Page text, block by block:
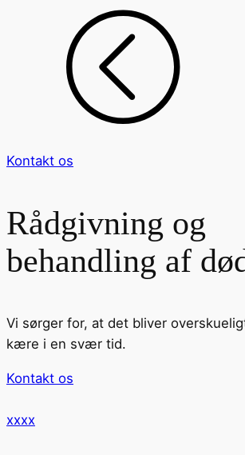
Kontakt os
Rådgivning og
behandling af
Vi sørger for, at det bliver
kære i en svær tid.
Kontakt os
xxxx